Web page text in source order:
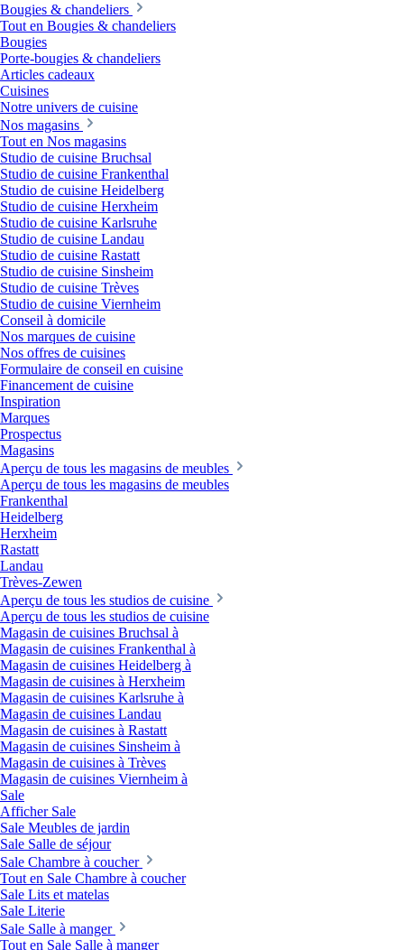
Bougies & chandeliers
Tout en Bougies & chandeliers
Bougies
Porte-bougies & chandeliers
Articles cadeaux
Cuisines
Notre univers de cuisine
Nos magasins
Tout en Nos magasins
Studio de cuisine Bruchsal
Studio de cuisine Frankenthal
Studio de cuisine Heidelberg
Studio de cuisine Herxheim
Studio de cuisine Karlsruhe
Studio de cuisine Landau
Studio de cuisine Rastatt
Studio de cuisine Sinsheim
Studio de cuisine Trèves
Studio de cuisine Viernheim
Conseil à domicile
Nos marques de cuisine
Nos offres de cuisines
Formulaire de conseil en cuisine
Financement de cuisine
Inspiration
Marques
Prospectus
Magasins
Aperçu de tous les magasins de meubles
Aperçu de tous les magasins de meubles
Frankenthal
Heidelberg
Herxheim
Rastatt
Landau
Trèves-Zewen
Aperçu de tous les studios de cuisine
Aperçu de tous les studios de cuisine
Magasin de cuisines Bruchsal à
Magasin de cuisines Frankenthal à
Magasin de cuisines Heidelberg à
Magasin de cuisines à Herxheim
Magasin de cuisines Karlsruhe à
Magasin de cuisines Landau
Magasin de cuisines à Rastatt
Magasin de cuisines Sinsheim à
Magasin de cuisines à Trèves
Magasin de cuisines Viernheim à
Sale
Afficher Sale
Sale Meubles de jardin
Sale Salle de séjour
Sale Chambre à coucher
Tout en Sale Chambre à coucher
Sale Lits et matelas
Sale Literie
Sale Salle à manger
Tout en Sale Salle à manger